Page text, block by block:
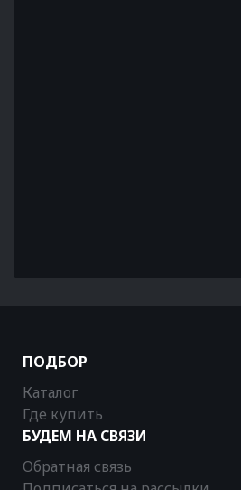
ПОДБОР
Каталог
Где купить
БУДЕМ НА СВЯЗИ
Обратная связь